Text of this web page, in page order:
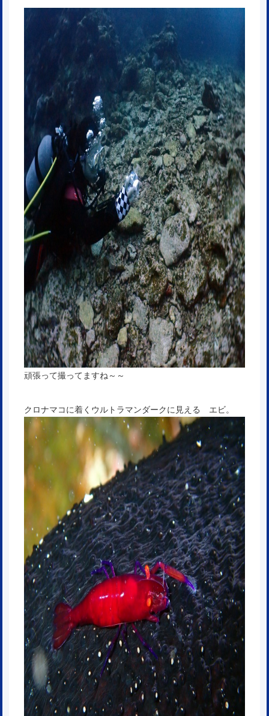
頑張って撮ってますね～～
クロナマコに着くウルトラマンダークに見える エビ。